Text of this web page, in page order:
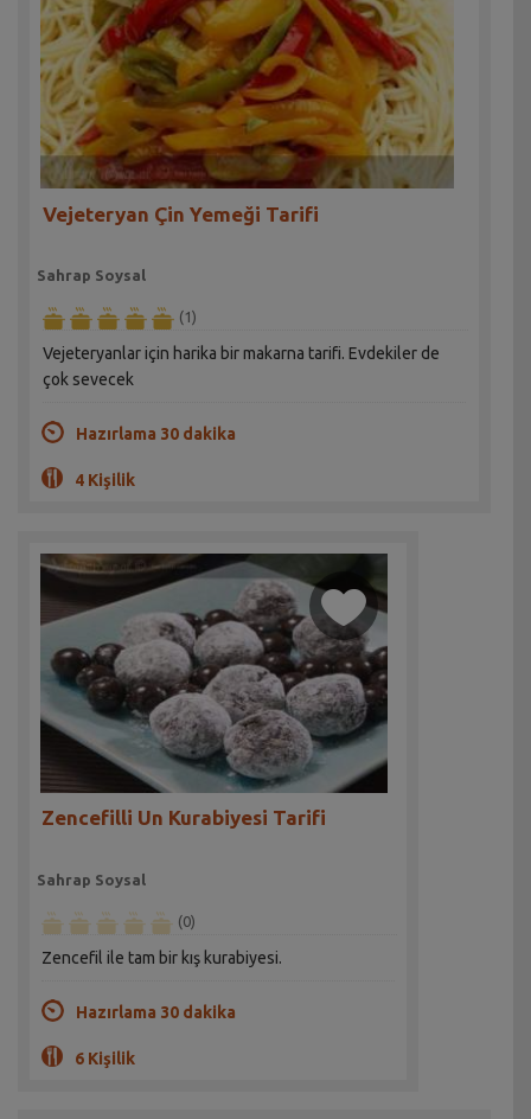
Vejeteryan Çin Yemeği Tarifi
Sahrap Soysal
(1)
Vejeteryanlar için harika bir makarna tarifi. Evdekiler de
çok sevecek
Hazırlama 30 dakika
4 Kişilik
Zencefilli Un Kurabiyesi Tarifi
Sahrap Soysal
(0)
Zencefil ile tam bir kış kurabiyesi.
Hazırlama 30 dakika
6 Kişilik